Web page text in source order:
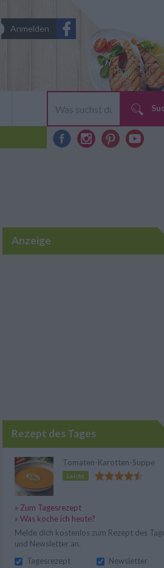
Anmelden
Anzeige
Rezept des Tages
Tomaten-Karotten-Suppe
Leicht
» Zum Tagesrezept
» Was koche ich heute?
Melde dich kostenlos zum Rezept des
und Newsletter an.
Tagesrezept
Newsletter